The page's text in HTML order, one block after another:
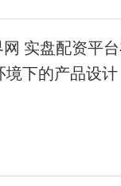
实盘配资平
境下的产品设计